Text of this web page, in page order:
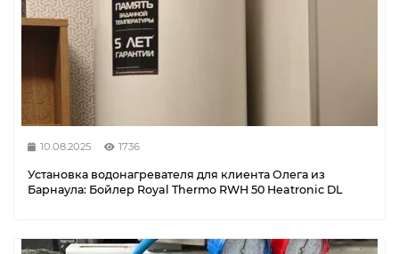
10.08.2025 1736
Установка водонагревателя для клиента Олега из
Барнаула: Бойлер Royal Thermo RWH 50 Heatronic DL